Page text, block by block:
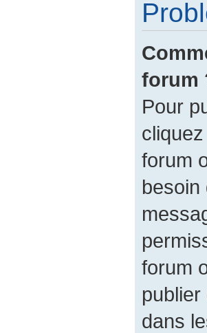
forum
Pour
forum
besoin
forum
dans